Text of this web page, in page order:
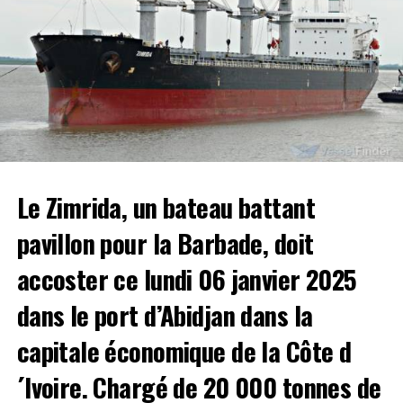
Retour de Laurent Gbagbo, quand Adama Bictogo
nargue le FPI avec son vuvuzela
Herve Christ
Le Zimrida, un bateau battant
pavillon pour la Barbade, doit
accoster ce lundi 06 janvier 2025
dans le port d’Abidjan dans la
capitale économique de la Côte d
´Ivoire. Chargé de 20 000 tonnes de